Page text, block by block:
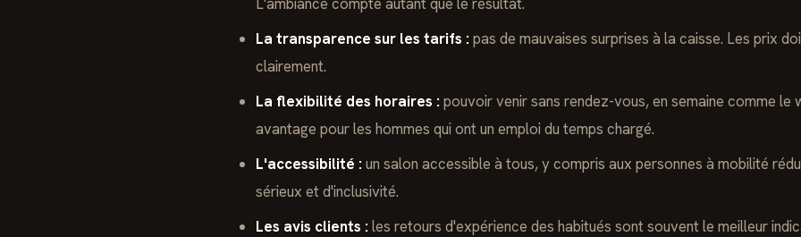
La transparence sur les tarifs : pas de mauvaises surprises à la caisse. Les prix
clairement.
La flexibilité des horaires : pouvoir venir sans rendez-vous, en semaine comme le
avantage pour les hommes qui ont un emploi du temps chargé.
L'accessibilité : un salon accessible à tous, y compris aux personnes à mobilité
sérieux et d'inclusivité.
Les avis clients : les retours d'expérience des habitués sont souvent le meilleur